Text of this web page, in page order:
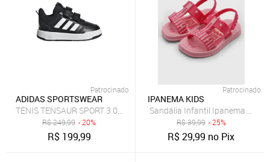
Patrocinado
ADIDAS SPORTSWEAR
TÊNIS TENSAUR SPORT 3.0 BEBÊS adidas Sportswear Preto
R$249,99 - 20%
R$ 199,99
Patrocinado
IPANEMA KIDS
Sandália Infantil Ipanema Kids
R$39,99 - 25%
R$29,99 no Pix